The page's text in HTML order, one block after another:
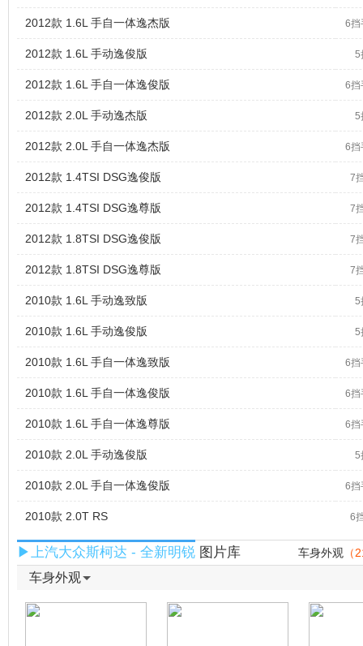
2012款 1.6L 手自一体逸杰版 6挡
2012款 1.6L 手动逸俊版 5
2012款 1.6L 手自一体逸俊版 6挡
2012款 2.0L 手动逸杰版 5
2012款 2.0L 手自一体逸杰版 6挡
2012款 1.4TSI DSG逸俊版 7
2012款 1.4TSI DSG逸尊版 7
2012款 1.8TSI DSG逸俊版 7
2012款 1.8TSI DSG逸尊版 7
2010款 1.6L 手动逸致版 5
2010款 1.6L 手动逸俊版 5
2010款 1.6L 手自一体逸致版 6挡
2010款 1.6L 手自一体逸俊版 6挡
2010款 1.6L 手自一体逸尊版 6挡
2010款 2.0L 手动逸俊版 5
2010款 2.0L 手自一体逸俊版 6挡
2010款 2.0T RS 6
车身外观 （
▶上汽大众斯柯达 - 全新明锐 图片库
车身外观